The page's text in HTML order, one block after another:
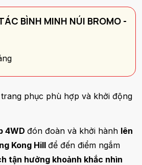
BÌNH MINH NÚI BROMO -
phục phù hợp và khởi động
4WD đón đoàn và khởi hành lên
Kong Hill để đến điểm ngắm
tận hưởng khoảnh khắc nhìn